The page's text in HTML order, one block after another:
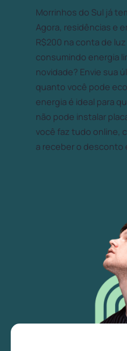
Morrinhos do Sul já
Agora, residências e
R$200 na conta de
consumindo energia
novidade? Envie sua
quanto você pode
energia é ideal para
não pode instalar
você faz tudo online,
a receber o desconto